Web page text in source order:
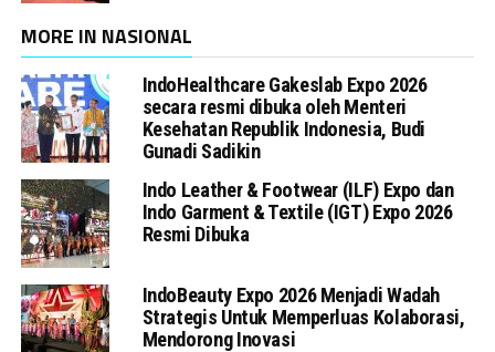
MORE IN NASIONAL
IndoHealthcare Gakeslab Expo 2026
secara resmi dibuka oleh Menteri
Kesehatan Republik Indonesia, Budi
Gunadi Sadikin
Indo Leather & Footwear (ILF) Expo dan
Indo Garment & Textile (IGT) Expo 2026
Resmi Dibuka
IndoBeauty Expo 2026 Menjadi Wadah
Strategis Untuk Memperluas Kolaborasi,
Mendorong Inovasi